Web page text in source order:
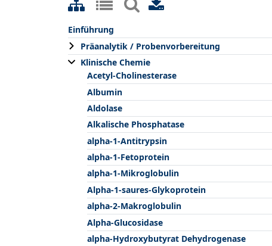
Einführung
Präanalytik / Probenvorbereitung
Klinische Chemie
Acetyl-Cholinesterase
Albumin
Aldolase
Alkalische Phosphatase
alpha-1-Antitrypsin
alpha-1-Fetoprotein
alpha-1-Mikroglobulin
Alpha-1-saures-Glykoprotein
alpha-2-Makroglobulin
Alpha-Glucosidase
alpha-Hydroxybutyrat Dehydrogenase